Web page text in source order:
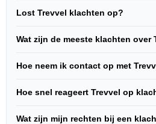
Lost Trevvel klachten op?
Wat zijn de meeste klachten over
Hoe neem ik contact op met
Hoe snel reageert Trevvel op
Wat zijn mijn rechten bij een